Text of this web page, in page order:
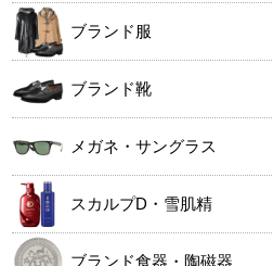
ブランド服
ブランド靴
メガネ・サングラス
スカルプD・雪肌精
ブランド食器・陶磁器